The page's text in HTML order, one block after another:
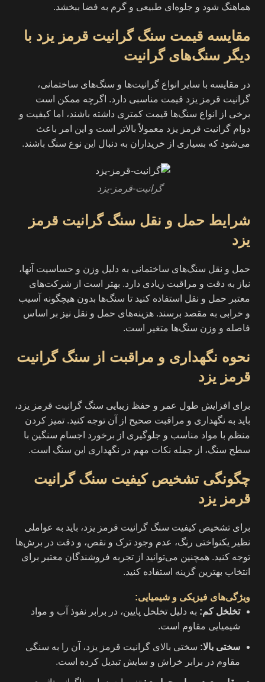
هماهنگ شود و جلوه‌ای طبیعی و گرم به فضا ببخشد.
مقایسه قیمت سنگ گرانیت قرمز یزد با
دیگر سنگ‌های گرانیت
در مقایسه با سایر انواع گرانیت‌ها و سنگ‌های ساختمانی،
گرانیت قرمز یزد قیمت مناسبی دارد. اگرچه ممکن است
برخی از انواع سنگ‌ها قیمت کمتری داشته باشند، اما کیفیت و
دوام گرانیت قرمز یزد معمولاً بالاتر است و این امر باعث
می‌شود که بسیاری از خریداران به دنبال این نوع سنگ باشند.
گرانیت-قرمز-یزد
شرایط حمل و نقل سنگ گرانیت قرمز
یزد
حمل و نقل سنگ‌های ساختمانی به دلیل وزن و حساسیت آنها،
نیاز به دقت و مراقبت زیادی دارد. بهتر است از شرکت‌های
معتبر حمل و نقل استفاده کنید تا سنگ‌ها بدون هیچگونه آسیب
و خرابی به مقصد برسند. هزینه‌های حمل و نقل نیز بر اساس
فاصله و وزن سنگ‌ها متغیر است.
نحوه نگهداری و مراقبت از سنگ گرانیت
قرمز یزد
برای افزایش طول عمر و حفظ زیبایی سنگ گرانیت قرمز یزد،
باید به نگهداری و مراقبت صحیح از آن توجه کنید. تمیز کردن
منظم با مواد مناسب و جلوگیری از برخورد اجسام سنگین با
سطح سنگ، از جمله نکات مهم در نگهداری این سنگ است.
چگونگی تشخیص کیفیت سنگ گرانیت
قرمز یزد
برای تشخیص کیفیت سنگ گرانیت قرمز یزد، باید به عواملی
نظیر یکنواختی رنگ، عدم وجود ترک و نقص، و دقت در برش‌ها
توجه کنید. همچنین می‌توانید از تجربه فروشندگان معتبر برای
انتخاب بهترین گزینه استفاده کنید.
ویژگی‌های فیزیکی و شیمیایی:
تخلخل کم: به دلیل تخلخل پایین، در برابر نفوذ آب و مواد
شیمیایی مقاوم است.
سختی بالا: سختی بالای گرانیت قرمز یزد، آن را به سنگی
مقاوم در برابر خراش و سایش تبدیل کرده است.